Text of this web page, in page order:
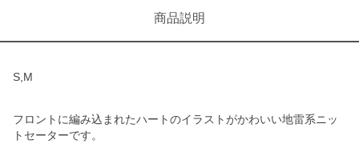
商品説明
S,M
フロントに編み込まれたハートのイラストがかわいい地雷系ニッ
トセーターです。